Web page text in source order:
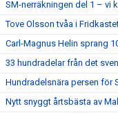
SM-nerräkningen del 1 – vi
Tove Olsson tvåa i
Carl-Magnus Helin sprang
33 hundradelar från det
Hundradelsnära persen för
Nytt snyggt årtsbästa av